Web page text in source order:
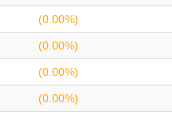
(0.00%)
(0.00%)
(0.00%)
(0.00%)